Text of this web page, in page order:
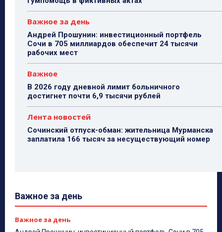
Важное за день
Андрей Прошунин: инвестиционный портфель
Сочи в 705 миллиардов обеспечит 24 тысячи
рабочих мест
Важное
В 2026 году дневной лимит больничного
достигнет почти 6,9 тысячи рублей
Лента новостей
Сочинский отпуск-обман: жительница Мурманска
заплатила 166 тысяч за несуществующий номер
Важное за день
Важное за день